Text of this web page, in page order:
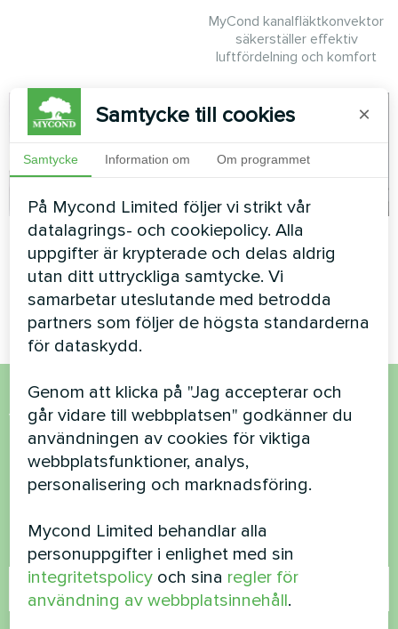
MyCond kanalfläktkonvektor
säkerställer effektiv
luftfördelning och komfort
Lägenhet
Konstnärlig design
fläktkonvektor Silent-serien
Lägenhet
Uppvärmning golv termostat
Mycond ORB Heat
Vill du köpa eller har du
frågor?
Namn
Samtycke till cookies ×
Samtycke Information om Om programmet
På Mycond Limited följer vi strikt vår
datalagrings- och cookiepolicy. Alla
uppgifter är krypterade och delas aldrig
utan ditt uttryckliga samtycke. Vi
samarbetar uteslutande med betrodda
partners som följer de högsta standarderna
för dataskydd.
Genom att klicka på "Jag accepterar och
går vidare till webbplatsen" godkänner du
användningen av cookies för viktiga
webbplatsfunktioner, analys,
personalisering och marknadsföring.
Mycond Limited behandlar alla
personuppgifter i enlighet med sin
integritetspolicy och sina regler för
användning av webbplatsinnehåll.